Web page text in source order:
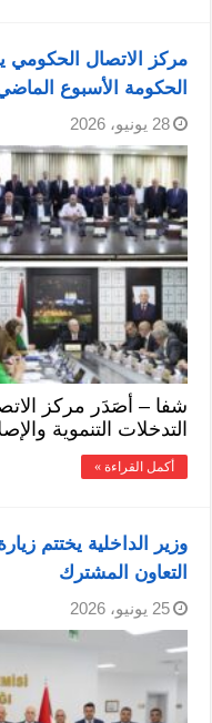
مركز الاتصال الحكومي
الحكومة الأسبوع
28 يونيو، 2026
شفا – أصَدَر مركز
التدخلات التنموية
أكمل القراءة »
وزير الداخلية يختتم
التعاون المشترك
25 يونيو، 2026